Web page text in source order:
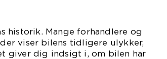
historik. Mange forhandlere og
viser bilens tidligere ulykker,
giver dig indsigt i, om bilen har